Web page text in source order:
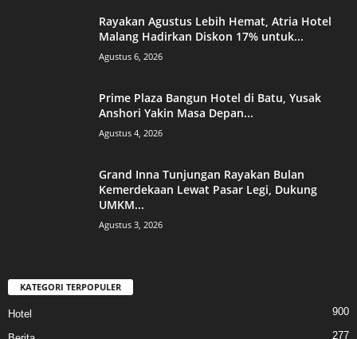
Rayakan Agustus Lebih Hemat, Atria Hotel
Malang Hadirkan Diskon 17% untuk...
Agustus 6, 2026
Prime Plaza Bangun Hotel di Batu, Yusak
Anshori Yakin Masa Depan...
Agustus 4, 2026
Grand Inna Tunjungan Rayakan Bulan
Kemerdekaan Lewat Pasar Legi, Dukung
UMKM...
Agustus 3, 2026
KATEGORI TERPOPULER
Hotel 900
277